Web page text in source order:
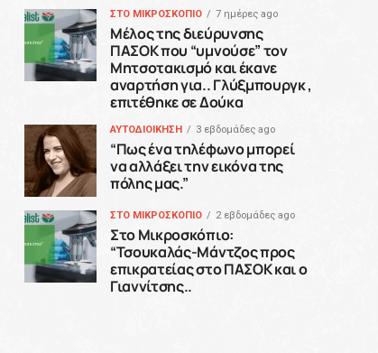
ΣΤΟ ΜΙΚΡΟΣΚΟΠΙΟ 7 ημέρες ago
Μέλος της διεύρυνσης
ΠΑΣΟΚ που “υμνούσε” τον
Μητσοτακισμό και έκανε
αναρτήση για.. Γλύξμπουργκ ,
επιτέθηκε σε Δούκα
ΑΥΤΟΔΙΟΙΚΗΣΗ 3 εβδομάδες ago
“Πως ένα τηλέφωνο μπορεί
να αλλάξει την εικόνα της
πόλης μας.”
ΣΤΟ ΜΙΚΡΟΣΚΟΠΙΟ 2 εβδομάδες ago
Στο Μικροσκόπιο:
“Τσουκαλάς-Μάντζος προς
επικρατείας στο ΠΑΣΟΚ και ο
Γιαννίτσης..